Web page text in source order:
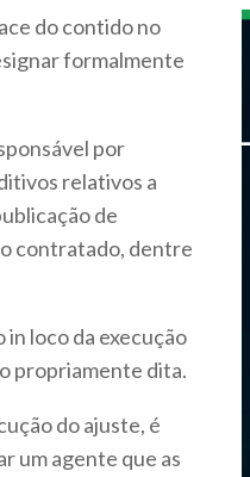
do contido no
formalmente
por
relativos a
de
contratado, dentre
in loco da execução
propriamente dita.
do ajuste, é
um agente que as